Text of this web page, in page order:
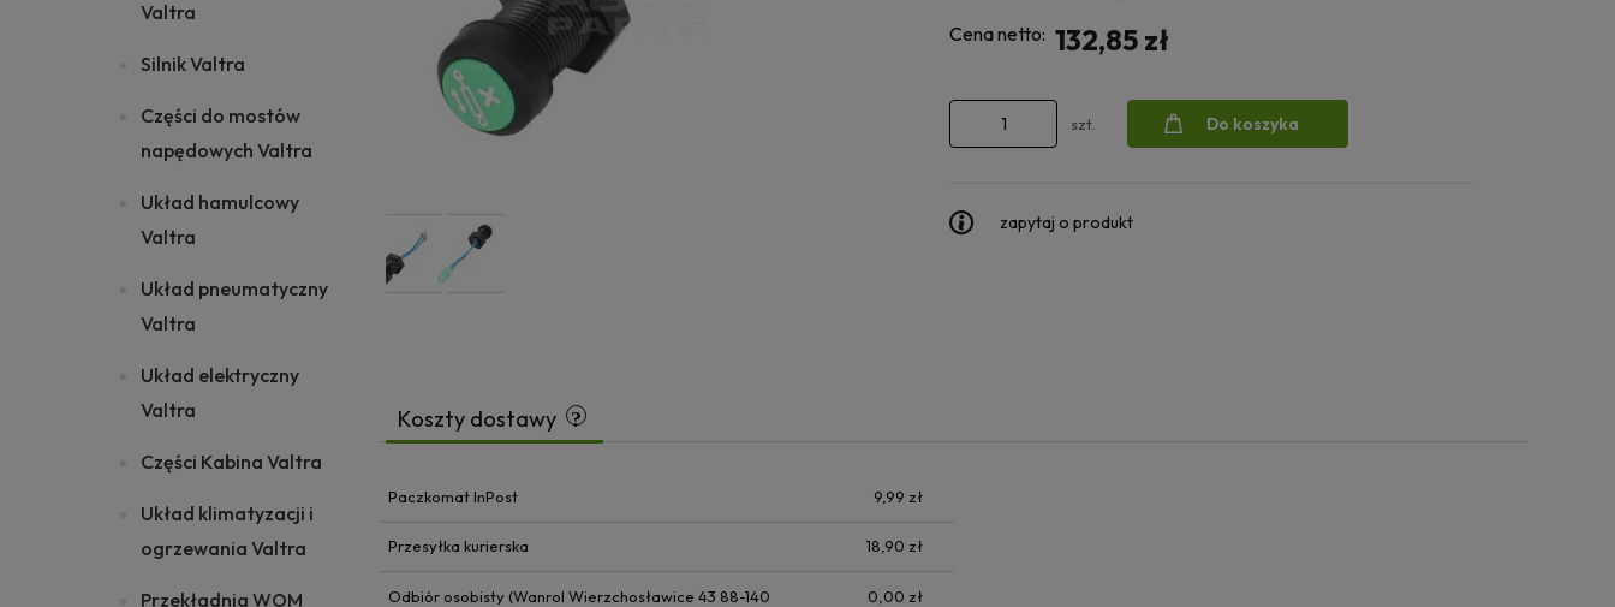
Valtra
Silnik Valtra
Części do mostów
napędowych Valtra
Układ hamulcowy
Valtra
Układ pneumatyczny
Valtra
Układ elektryczny
Valtra
Części Kabina Valtra
Układ klimatyzacji i
ogrzewania Valtra
Przekładnia WOM
Cena netto: 132,85 zł
szt. Do koszyka
zapytaj o produkt
Koszty dostawy
Paczkomat InPost 9,99 zł
Przesyłka kurierska 18,90 zł
Odbiór osobisty (Wanrol Wierzchosławice 43 88-140
0,00 zł